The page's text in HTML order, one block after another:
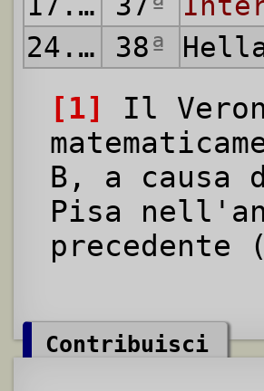
24.05.2026
38ª
[1]
Il
B, a
Pisa
precedente
Contribuisci